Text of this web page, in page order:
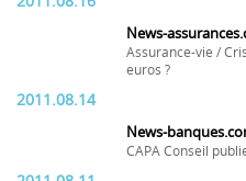
News-
Assurance-vie /
euros ?
2011.08.14
News-
CAPA Conseil